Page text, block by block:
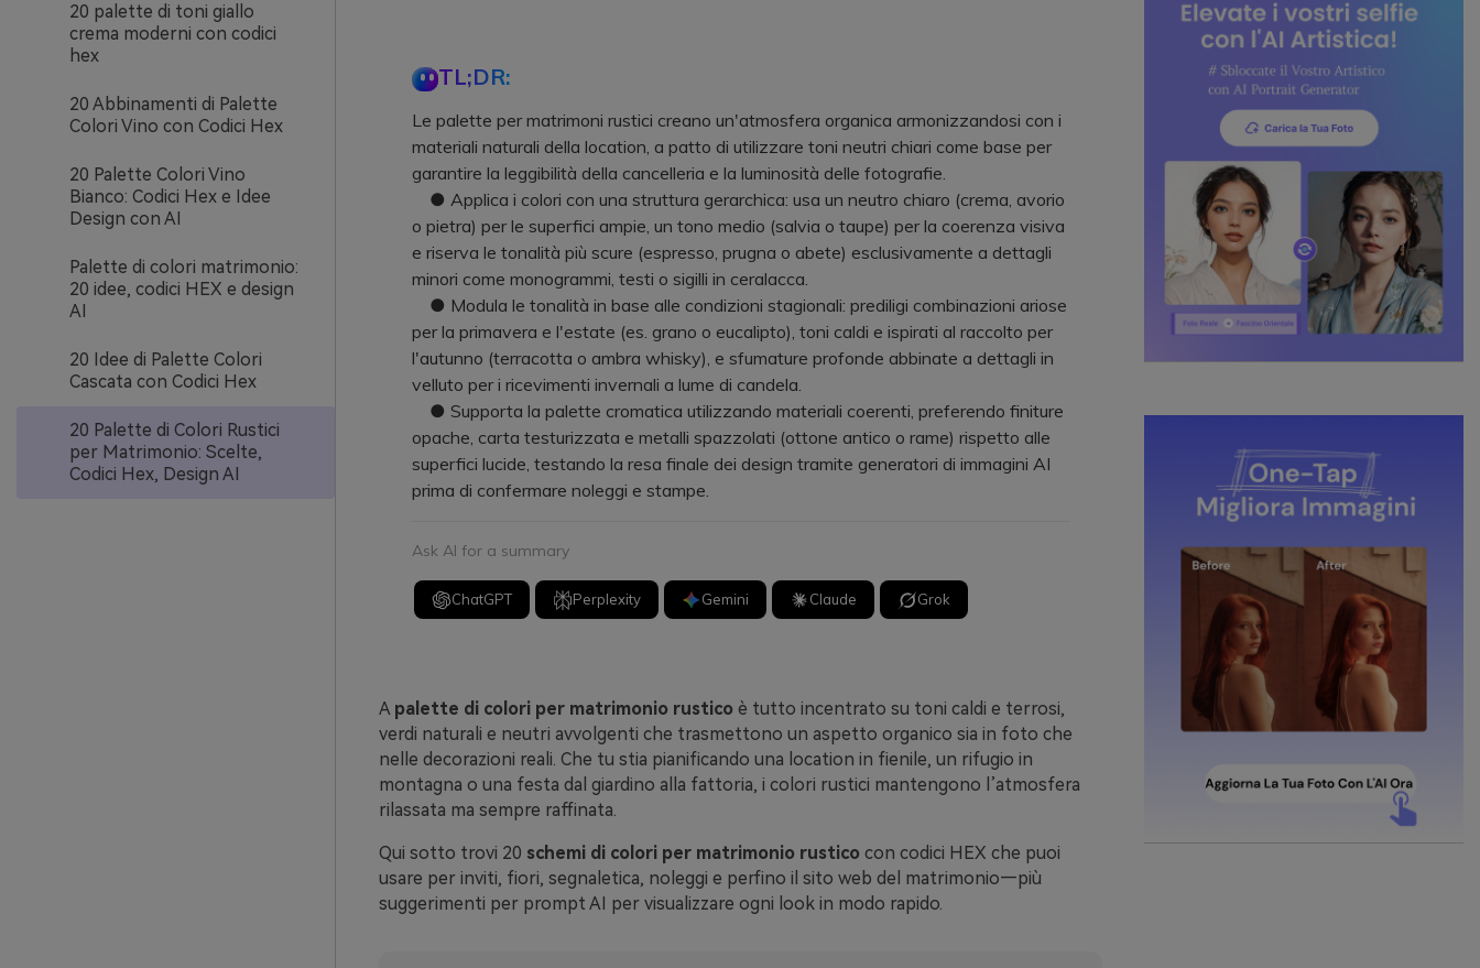
20 palette di toni giallo
crema moderni con codici
hex
20 Abbinamenti di Palette
Colori Vino con Codici Hex
20 Palette Colori Vino
Bianco: Codici Hex e Idee
Design con AI
Palette di colori matrimonio:
20 idee, codici HEX e design
AI
20 Idee di Palette Colori
Cascata con Codici Hex
20 Palette di Colori Rustici
per Matrimonio: Scelte,
Codici Hex, Design AI
TL;DR:
Le palette per matrimoni rustici creano un'atmosfera organica armonizzandosi con i
materiali naturali della location, a patto di utilizzare toni neutri chiari come base per
garantire la leggibilità della cancelleria e la luminosità delle fotografie.
● Applica i colori con una struttura gerarchica: usa un neutro chiaro (crema, avorio
o pietra) per le superfici ampie, un tono medio (salvia o taupe) per la coerenza visiva
e riserva le tonalità più scure (espresso, prugna o abete) esclusivamente a dettagli
minori come monogrammi, testi o sigilli in ceralacca.
● Modula le tonalità in base alle condizioni stagionali: prediligi combinazioni ariose
per la primavera e l'estate (es. grano o eucalipto), toni caldi e ispirati al raccolto per
l'autunno (terracotta o ambra whisky), e sfumature profonde abbinate a dettagli in
velluto per i ricevimenti invernali a lume di candela.
● Supporta la palette cromatica utilizzando materiali coerenti, preferendo finiture
opache, carta testurizzata e metalli spazzolati (ottone antico o rame) rispetto alle
superfici lucide, testando la resa finale dei design tramite generatori di immagini AI
prima di confermare noleggi e stampe.
Ask AI for a summary
ChatGPT Perplexity Gemini Claude Grok
A palette di colori per matrimonio rusticoè tutto incentrato su toni caldi e terrosi,
verdi naturali e neutri avvolgenti che trasmettono un aspetto organico sia in foto che
nelle decorazioni reali. Che tu stia pianificando una location in fienile, un rifugio in
montagna o una festa dal giardino alla fattoria, i colori rustici mantengono l’atmosfera
rilassata ma sempre raffinata.
Qui sotto trovi 20 schemi di colori per matrimonio rusticocon codici HEX che puoi
usare per inviti, fiori, segnaletica, noleggi e perfino il sito web del matrimonio—più
suggerimenti per prompt AI per visualizzare ogni look in modo rapido.